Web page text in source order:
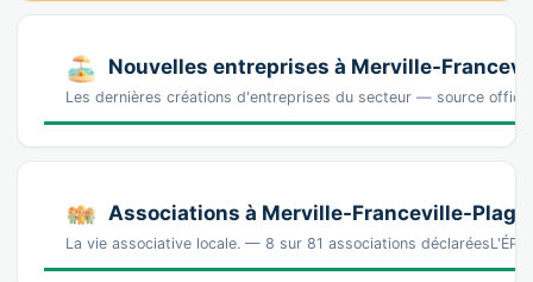
Nouvelles entreprises à Merville-
Les dernières créations d'entreprises du secteur — source
Associations à Merville-Franceville-Plage
La vie associative locale. — 8 sur 81 associations déclaréesL'ÉPI